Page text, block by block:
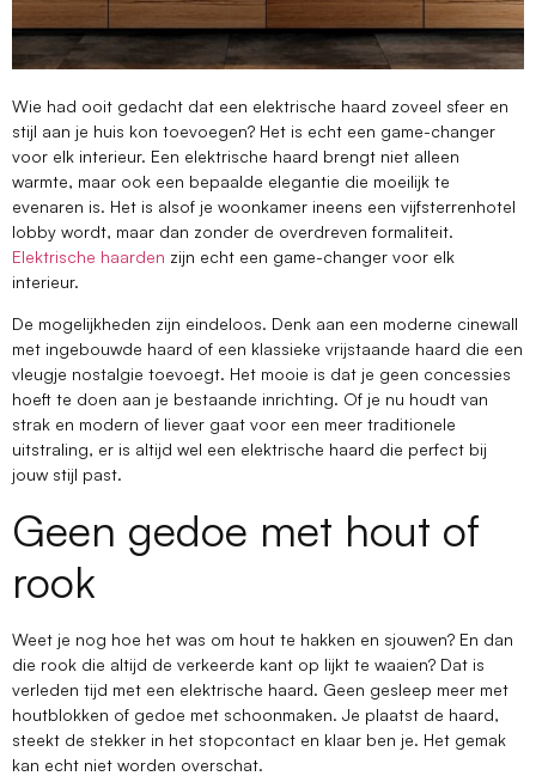
Wie had ooit gedacht dat een elektrische haard zoveel sfeer en
stijl aan je huis kon toevoegen? Het is echt een game-changer
voor elk interieur. Een elektrische haard brengt niet alleen
warmte, maar ook een bepaalde elegantie die moeilijk te
evenaren is. Het is alsof je woonkamer ineens een vijfsterrenhotel
lobby wordt, maar dan zonder de overdreven formaliteit.
Elektrische haarden zijn echt een game-changer voor elk
interieur.
De mogelijkheden zijn eindeloos. Denk aan een moderne cinewall
met ingebouwde haard of een klassieke vrijstaande haard die een
vleugje nostalgie toevoegt. Het mooie is dat je geen concessies
hoeft te doen aan je bestaande inrichting. Of je nu houdt van
strak en modern of liever gaat voor een meer traditionele
uitstraling, er is altijd wel een elektrische haard die perfect bij
jouw stijl past.
Geen gedoe met hout of
rook
Weet je nog hoe het was om hout te hakken en sjouwen? En dan
die rook die altijd de verkeerde kant op lijkt te waaien? Dat is
verleden tijd met een elektrische haard. Geen gesleep meer met
houtblokken of gedoe met schoonmaken. Je plaatst de haard,
steekt de stekker in het stopcontact en klaar ben je. Het gemak
kan echt niet worden overschat.